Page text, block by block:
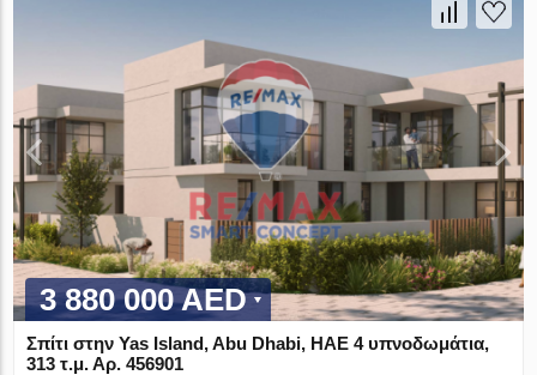
3 880 000 AED
Σπίτι στην Yas Island, Abu Dhabi, ΗΑΕ 4 υπνοδωμάτια,
313 τ.μ. Αρ. 456901